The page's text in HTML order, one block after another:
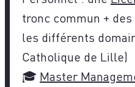
tronc commun +
les différents
Catholique de Lille)
🎓 Master